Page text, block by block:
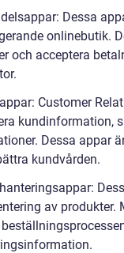
Dessa
onlinebutik.
och acceptera
Customer
kundinformation,
Dessa appar
kundvården.
av produkter.